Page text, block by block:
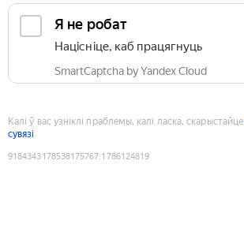
Я не робат
Націсніце, каб працягнуць
SmartCaptcha by Yandex Cloud
Калі ў вас узніклі праблемы, калі ласка, скарыстайце
сувязі
9184343178538175767:1786124819